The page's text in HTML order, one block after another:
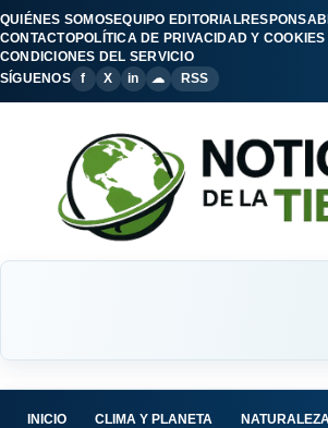
QUIÉNES SOMOSEQUIPO EDITORIAL
CONTACTOPOLÍTICA DE PRIVACIDAD Y COOKIES
CONDICIONES DEL SERVICIO
SÍGUENOS
f X in ☁ RSS
INICIO CLIMA Y PLANETA